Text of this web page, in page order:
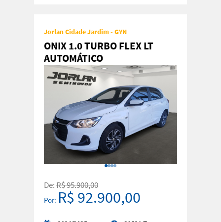
Jorlan Cidade Jardim - GYN
ONIX 1.0 TURBO FLEX LT
AUTOMÁTICO
De:R$ 95.900,00
Por: R$ 92.900,00